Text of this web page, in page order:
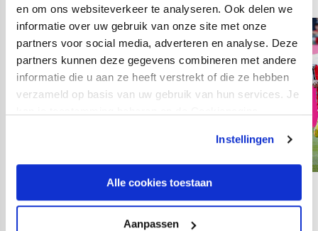
en om ons websiteverkeer te analyseren. Ook delen we
informatie over uw gebruik van onze site met onze
partners voor social media, adverteren en analyse. Deze
partners kunnen deze gegevens combineren met andere
informatie die u aan ze heeft verstrekt of die ze hebben
verzameld op basis van uw gebruik van hun services. Je
Instellingen
Alle cookies toestaan
Aanpassen
12fotos